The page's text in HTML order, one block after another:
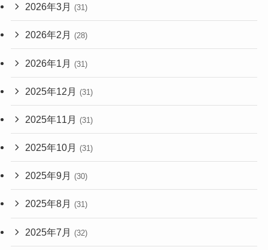
2026年3月 (31)
2026年2月 (28)
2026年1月 (31)
2025年12月 (31)
2025年11月 (31)
2025年10月 (31)
2025年9月 (30)
2025年8月 (31)
2025年7月 (32)